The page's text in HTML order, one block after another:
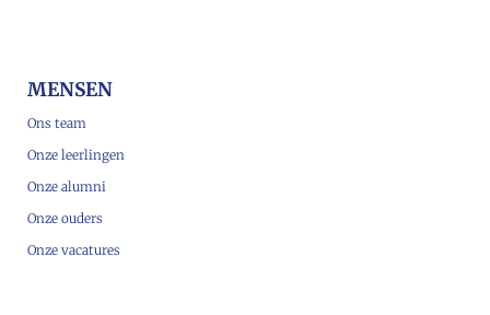
MENSEN
Ons team
Onze leerlingen
Onze alumni
Onze ouders
Onze vacatures